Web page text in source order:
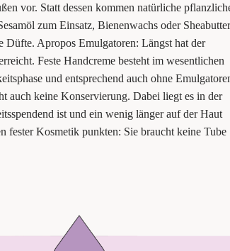
vor. Statt des­sen kom­men natür­li­che
zum Ein­satz, Bie­nen­wachs oder
Apro­pos Emul­ga­to­ren: Längst hat der
Fes­te Hand­creme besteht im wesent­li­chen
und ent­spre­chend auch ohne
auch kei­ne Kon­ser­vie­rung. Dabei liegt es in der
ist und ein wenig län­ger auf der Haut
fes­ter Kos­me­tik punk­ten: Sie braucht kei­ne Tube